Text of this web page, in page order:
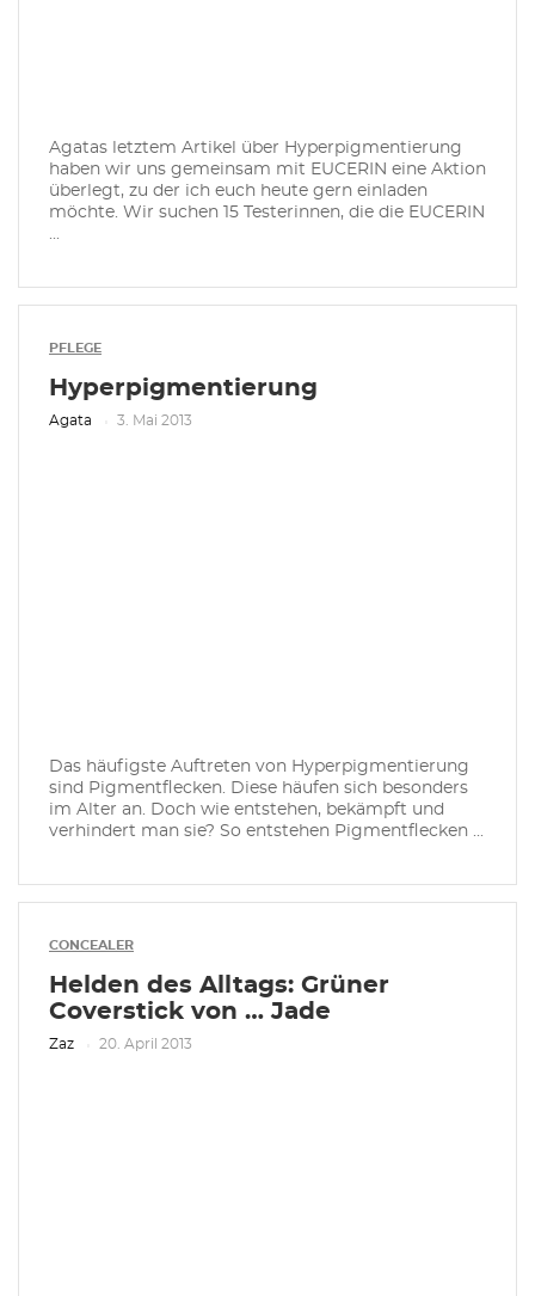
Agatas letztem Artikel über Hyperpigmentierung
haben wir uns gemeinsam mit EUCERIN eine Aktion
überlegt, zu der ich euch heute gern einladen
möchte. Wir suchen 15 Testerinnen, die die EUCERIN
...
PFLEGE
Hyperpigmentierung
Agata 3. Mai 2013
Das häufigste Auftreten von Hyperpigmentierung
sind Pigmentflecken. Diese häufen sich besonders
im Alter an. Doch wie entstehen, bekämpft und
verhindert man sie? So entstehen Pigmentflecken ...
CONCEALER
Helden des Alltags: Grüner
Coverstick von … Jade
Zaz 20. April 2013